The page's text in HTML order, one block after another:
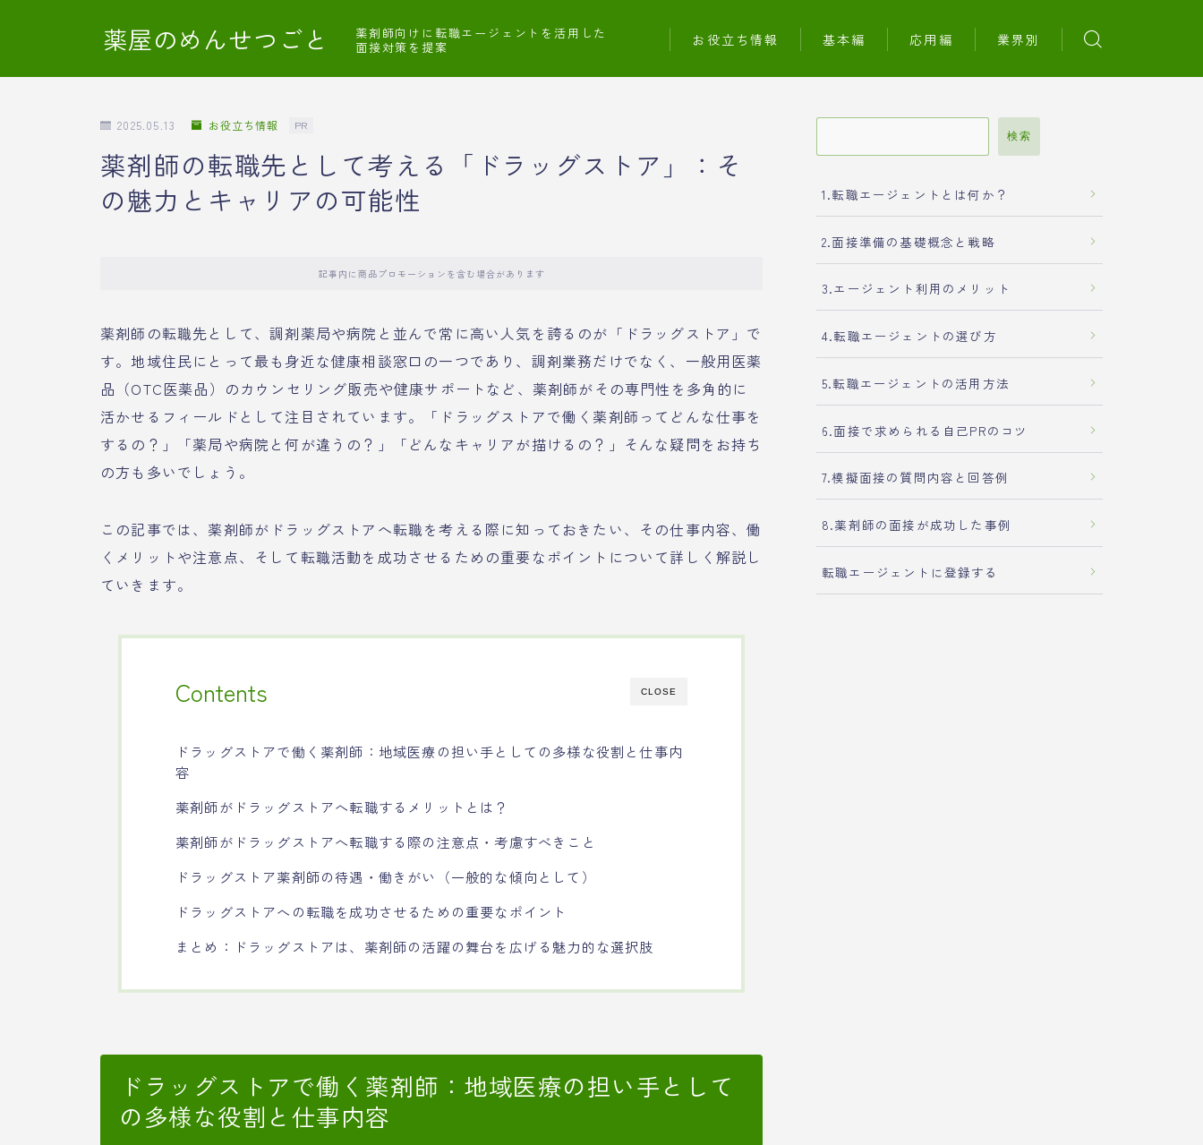
薬屋のめんせつごと
薬剤師向けに転職エージェントを活用した
面接対策を提案
お役立ち情報 基本編 応用編 業界別
2025.05.13 お役立ち情報 PR
薬剤師の転職先として考える「ドラッグストア」：そ
の魅力とキャリアの可能性
記事内に商品プロモーションを含む場合があります
薬剤師の転職先として、調剤薬局や病院と並んで常に高い人気を誇るのが「ドラッグストア」で
す。地域住民にとって最も身近な健康相談窓口の一つであり、調剤業務だけでなく、一般用医薬
品（OTC医薬品）のカウンセリング販売や健康サポートなど、薬剤師がその専門性を多角的に
活かせるフィールドとして注目されています。「ドラッグストアで働く薬剤師ってどんな仕事を
するの？」「薬局や病院と何が違うの？」「どんなキャリアが描けるの？」そんな疑問をお持ち
の方も多いでしょう。
この記事では、薬剤師がドラッグストアへ転職を考える際に知っておきたい、その仕事内容、働
くメリットや注意点、そして転職活動を成功させるための重要なポイントについて詳しく解説し
ていきます。
CLOSE
Contents
ドラッグストアで働く薬剤師：地域医療の担い手としての多様な役割と仕事内
容
薬剤師がドラッグストアへ転職するメリットとは？
薬剤師がドラッグストアへ転職する際の注意点・考慮すべきこと
ドラッグストア薬剤師の待遇・働きがい（一般的な傾向として）
ドラッグストアへの転職を成功させるための重要なポイント
まとめ：ドラッグストアは、薬剤師の活躍の舞台を広げる魅力的な選択肢
ドラッグストアで働く薬剤師：地域医療の担い手として
の多様な役割と仕事内容
検索
1.転職エージェントとは何か？
2.面接準備の基礎概念と戦略
3.エージェント利用のメリット
4.転職エージェントの選び方
5.転職エージェントの活用方法
6.面接で求められる自己PRのコツ
7.模擬面接の質問内容と回答例
8.薬剤師の面接が成功した事例
転職エージェントに登録する